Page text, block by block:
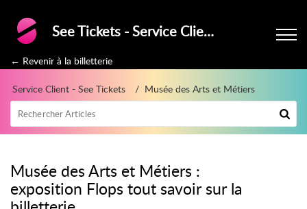
See Tickets - Service Clients
← Revenir à la billetterie
Service Client - See Tickets Musée des Arts et Métiers
Musée des Arts et Métiers :
exposition Flops tout savoir sur la